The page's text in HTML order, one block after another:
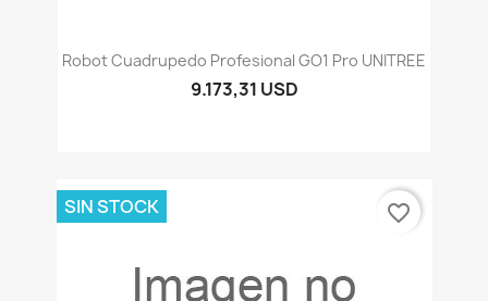
Robot Cuadrupedo Profesional GO1 Pro UNITREE
9.173,31 USD
SIN STOCK favorite_border